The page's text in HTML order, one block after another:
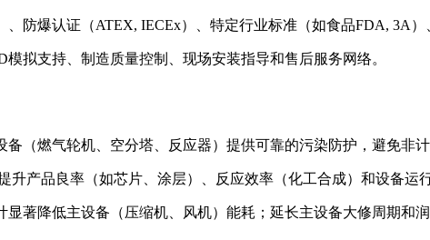
防爆认证（ATEX, IECEx）、特定行业标准（如食品FDA, 3A）
拟支持、制造质量控制、现场安装指导和售后服务网络。
（燃气轮机、空分塔、反应器）提供可靠的污染防护，避免非
产品良率（如芯片、涂层）、反应效率（化工合成）和设备运
著降低主设备（压缩机、风机）能耗；延长主设备大修周期和